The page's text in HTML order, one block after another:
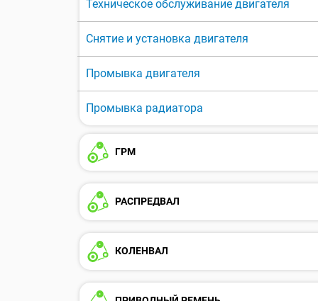
Техническое обслуживание двигателя
Снятие и установка двигателя
Промывка двигателя
Промывка радиатора
ГРМ
РАСПРЕДВАЛ
КОЛЕНВАЛ